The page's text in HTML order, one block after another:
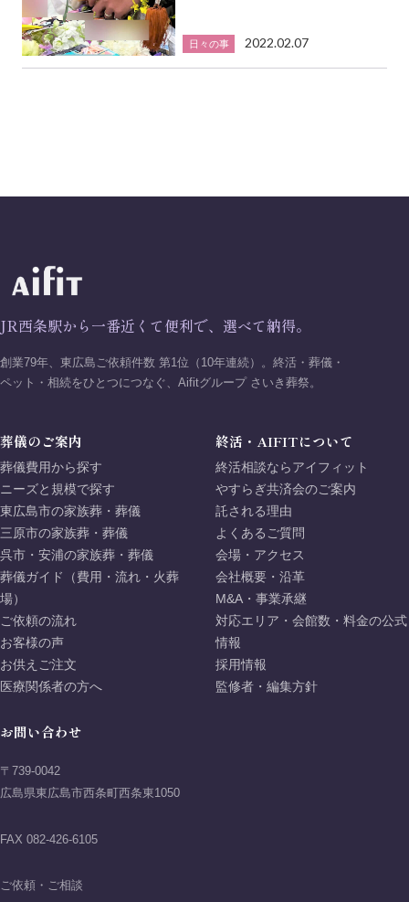
日々の事 2022.02.07
JR西条駅から一番近くて便利で、選べて納得。
創業79年、東広島ご依頼件数 第1位（10年連続）。終活・葬儀・
ペット・相続をひとつにつなぐ、Aifitグループ さいき葬祭。
葬儀のご案内
葬儀費用から探す
ニーズと規模で探す
東広島市の家族葬・葬儀
三原市の家族葬・葬儀
呉市・安浦の家族葬・葬儀
葬儀ガイド（費用・流れ・火葬
場）
ご依頼の流れ
お客様の声
お供えご注文
医療関係者の方へ
終活・AIFITについて
終活相談ならアイフィット
やすらぎ共済会のご案内
託される理由
よくあるご質問
会場・アクセス
会社概要・沿革
M&A・事業承継
対応エリア・会館数・料金の公式
情報
採用情報
監修者・編集方針
お問い合わせ
〒739-0042
広島県東広島市西条町西条東1050
FAX 082-426-6105
ご依頼・ご相談